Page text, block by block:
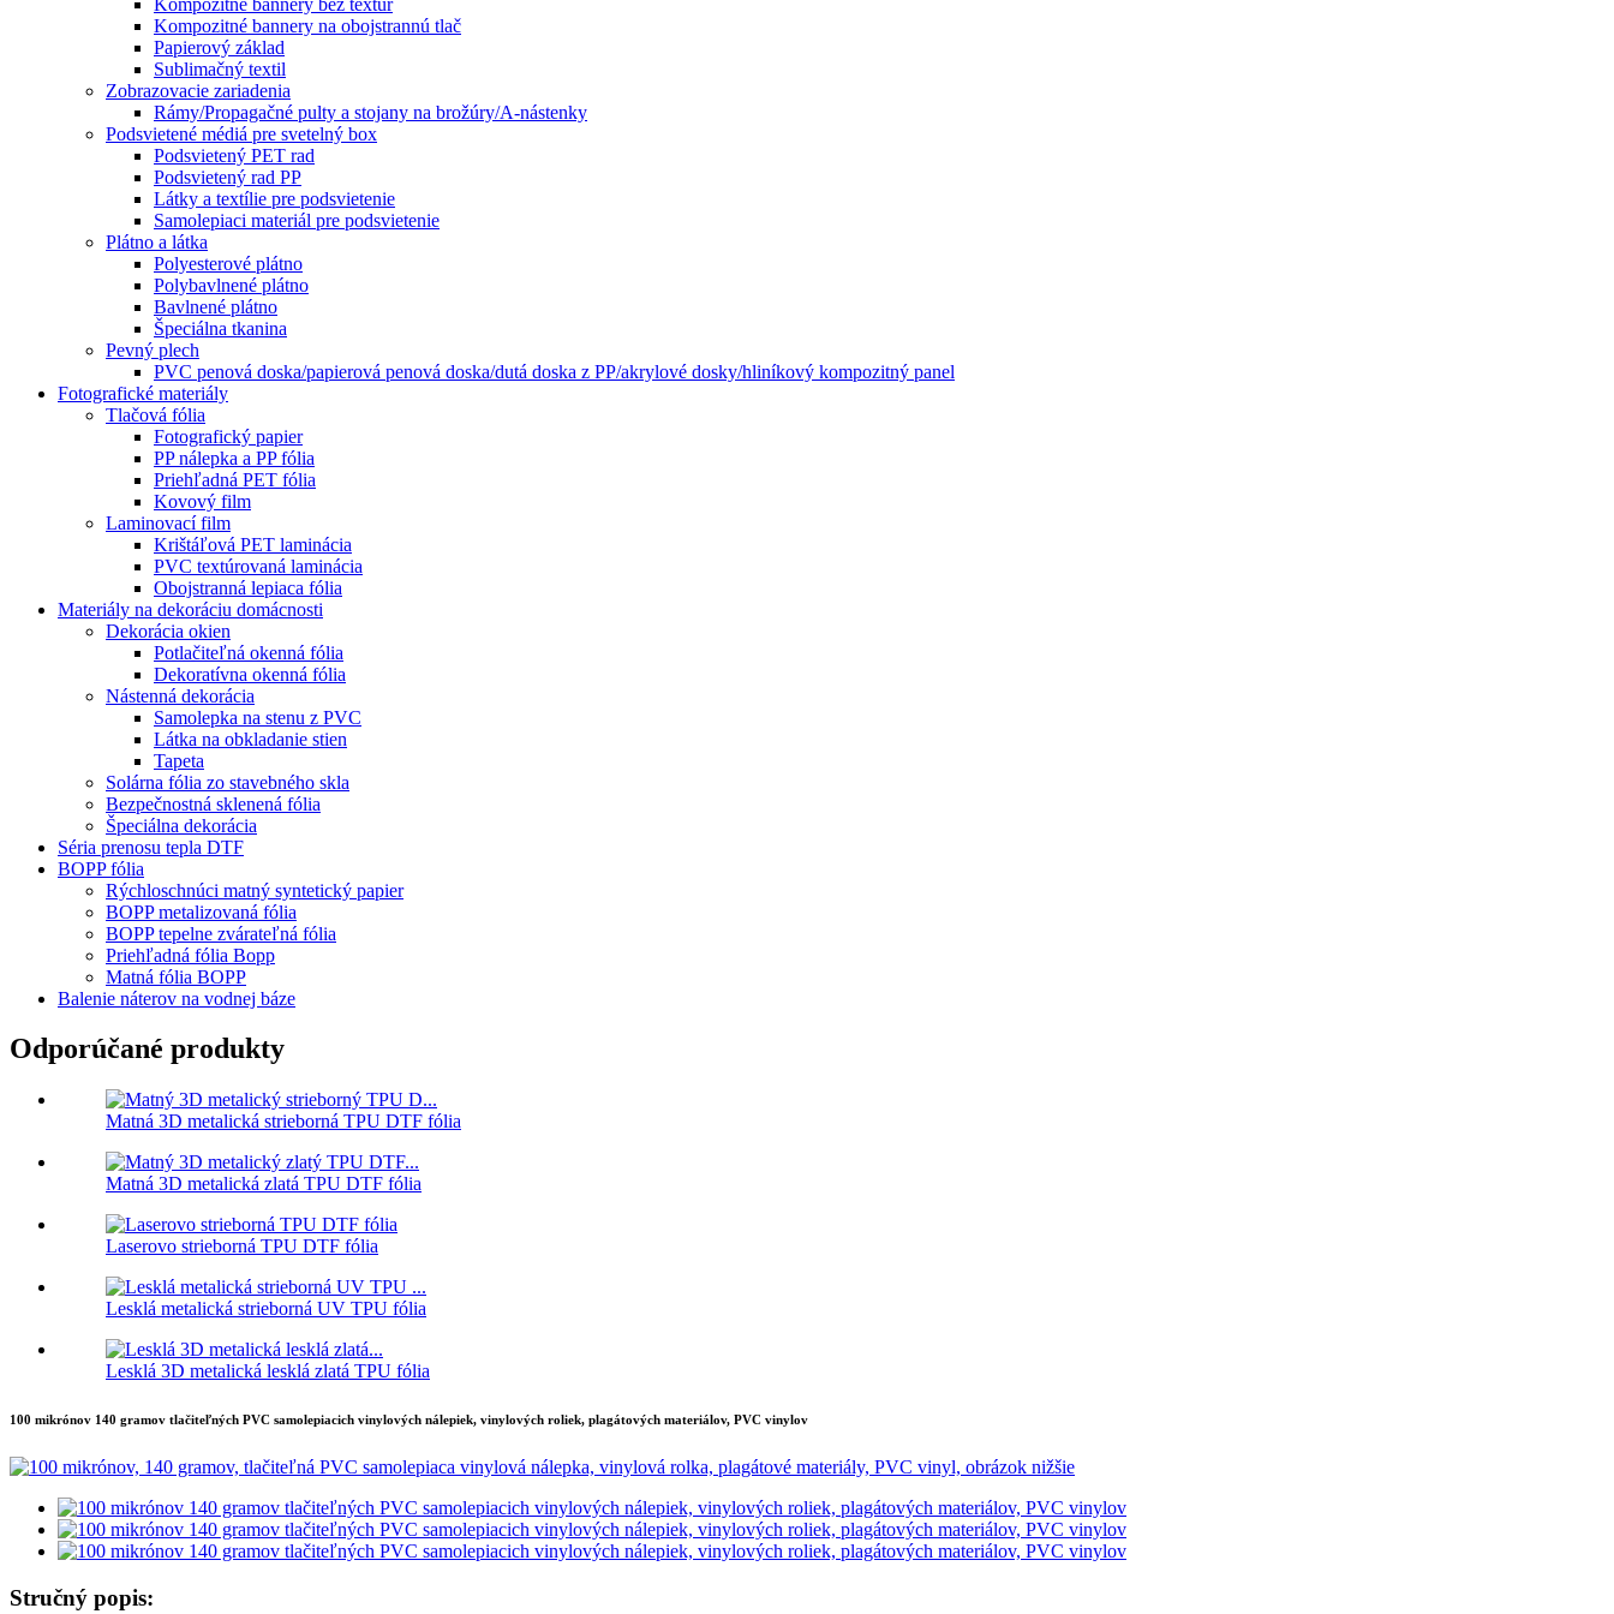
Kompozitné bannery na obojstrannú tlač
Papierový základ
Sublimačný textil
Zobrazovacie zariadenia
Rámy/Propagačné pulty a stojany na brožúry/A-nástenky
Podsvietené médiá pre svetelný box
Podsvietený PET rad
Podsvietený rad PP
Látky a textílie pre podsvietenie
Samolepiaci materiál pre podsvietenie
Plátno a látka
Polyesterové plátno
Polybavlnené plátno
Bavlnené plátno
Špeciálna tkanina
Pevný plech
PVC penová doska/papierová penová doska/dutá doska z PP/akrylové dosky/hliníkový kompozitný panel
Fotografické materiály
Tlačová fólia
Fotografický papier
PP nálepka a PP fólia
Priehľadná PET fólia
Kovový film
Laminovací film
Krištáľová PET laminácia
PVC textúrovaná laminácia
Obojstranná lepiaca fólia
Materiály na dekoráciu domácnosti
Dekorácia okien
Potlačiteľná okenná fólia
Dekoratívna okenná fólia
Nástenná dekorácia
Samolepka na stenu z PVC
Látka na obkladanie stien
Tapeta
Solárna fólia zo stavebného skla
Bezpečnostná sklenená fólia
Špeciálna dekorácia
Séria prenosu tepla DTF
BOPP fólia
Rýchloschnúci matný syntetický papier
BOPP metalizovaná fólia
BOPP tepelne zvárateľná fólia
Priehľadná fólia Bopp
Matná fólia BOPP
Balenie náterov na vodnej báze
Odporúčané produkty
Matná 3D metalická strieborná TPU DTF fólia
Matná 3D metalická zlatá TPU DTF fólia
Laserovo strieborná TPU DTF fólia
Lesklá metalická strieborná UV TPU fólia
Lesklá 3D metalická lesklá zlatá TPU fólia
100 mikrónov 140 gramov tlačiteľných PVC samolepiacich vinylových nálepiek, vinylových roliek, plagátových materiálov, PVC vinylov
Stručný popis: